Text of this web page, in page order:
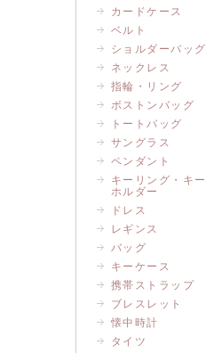
カードケース
ベルト
ショルダーバッグ
ネックレス
指輪・リング
ボストンバッグ
トートバッグ
サングラス
ペンダント
キーリング・キー
ホルダー
ドレス
レギンス
バッグ
キーケース
携帯ストラップ
ブレスレット
懐中時計
タイツ